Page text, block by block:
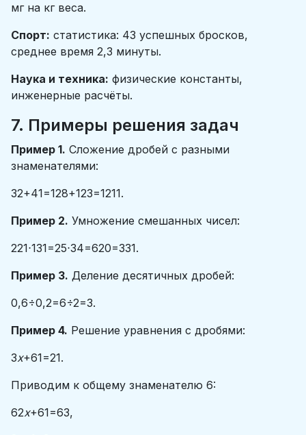
мг на кг веса.
Спорт: статистика: 43​ успешных бросков,
среднее время 2,3 минуты.
Наука и техника: физические константы,
инженерные расчёты.
7. Примеры решения задач
Пример 1. Сложение дробей с разными
знаменателями:
32​+41​=128​+123​=1211​.
Пример 2. Умножение смешанных чисел:
221​⋅131​=25​⋅34​=620​=331​.
Пример 3. Деление десятичных дробей:
0,6÷0,2=6÷2=3.
Пример 4. Решение уравнения с дробями:
3x​+61​=21​.
Приводим к общему знаменателю 6:
62x​+61​=63​,